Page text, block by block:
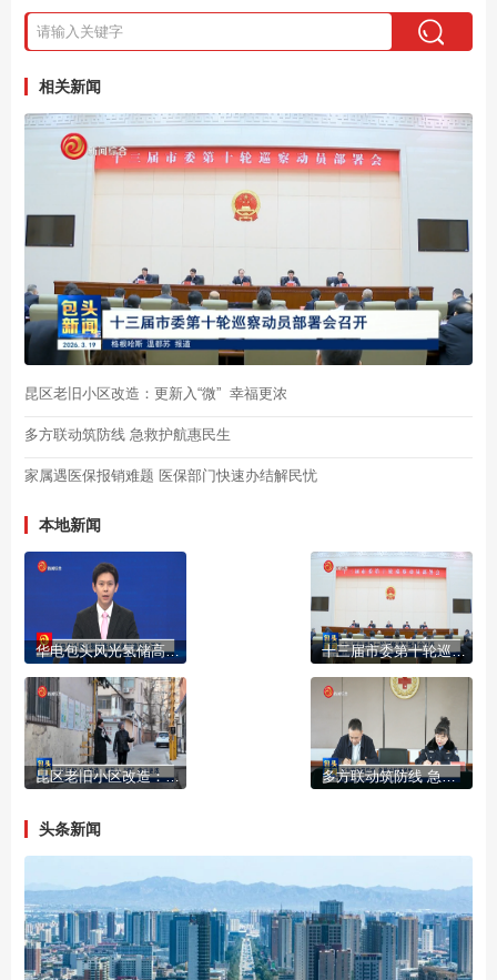
相关新闻
昆区老旧小区改造：更新入“微” 幸福更浓
多方联动筑防线 急救护航惠民生
家属遇医保报销难题 医保部门快速办结解民忧
本地新闻
华电包头风光氢储高端装备智造项目开工 十三届市委第十轮巡察动员部署会召开
昆区老旧小区改造：更新入“微” 幸福更浓 多方联动筑防线 急救护航惠民生
头条新闻